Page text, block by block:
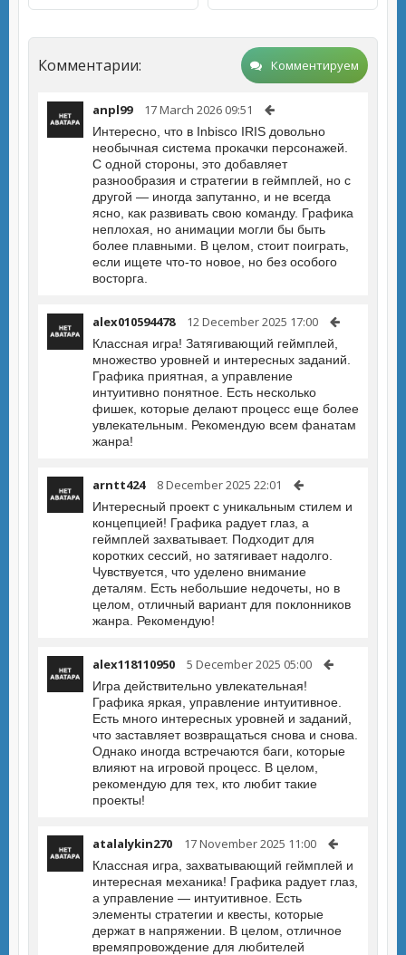
Комментарии: Комментируем
anpl99 17 March 2026 09:51
Интересно, что в Inbisco IRIS довольно
необычная система прокачки персонажей.
С одной стороны, это добавляет
разнообразия и стратегии в геймплей, но с
другой — иногда запутанно, и не всегда
ясно, как развивать свою команду. Графика
неплохая, но анимации могли бы быть
более плавными. В целом, стоит поиграть,
если ищете что-то новое, но без особого
восторга.
alex010594478 12 December 2025 17:00
Классная игра! Затягивающий геймплей,
множество уровней и интересных заданий.
Графика приятная, а управление
интуитивно понятное. Есть несколько
фишек, которые делают процесс еще более
увлекательным. Рекомендую всем фанатам
жанра!
arntt424 8 December 2025 22:01
Интересный проект с уникальным стилем и
концепцией! Графика радует глаз, а
геймплей захватывает. Подходит для
коротких сессий, но затягивает надолго.
Чувствуется, что уделено внимание
деталям. Есть небольшие недочеты, но в
целом, отличный вариант для поклонников
жанра. Рекомендую!
alex118110950 5 December 2025 05:00
Игра действительно увлекательная!
Графика яркая, управление интуитивное.
Есть много интересных уровней и заданий,
что заставляет возвращаться снова и снова.
Однако иногда встречаются баги, которые
влияют на игровой процесс. В целом,
рекомендую для тех, кто любит такие
проекты!
atalalykin270 17 November 2025 11:00
Классная игра, захватывающий геймплей и
интересная механика! Графика радует глаз,
а управление — интуитивное. Есть
элементы стратегии и квесты, которые
держат в напряжении. В целом, отличное
времяпровождение для любителей